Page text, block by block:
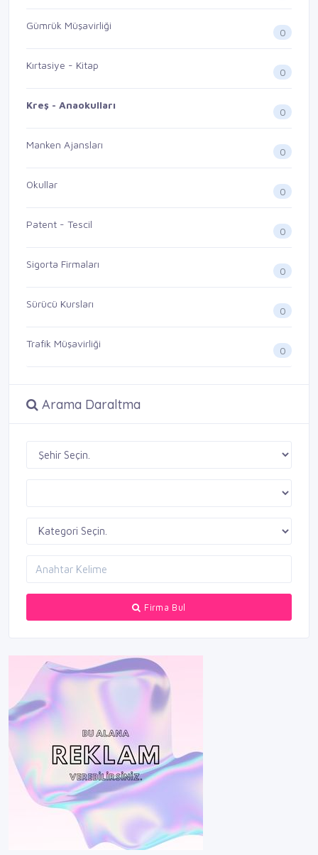
Gümrük Müşavirliği
0
Kırtasiye - Kitap
0
Kreş - Anaokulları
0
Manken Ajansları
0
Okullar
0
Patent - Tescil
0
Sigorta Firmaları
0
Sürücü Kursları
0
Trafik Müşavirliği
0
Arama Daraltma
Firma Bul